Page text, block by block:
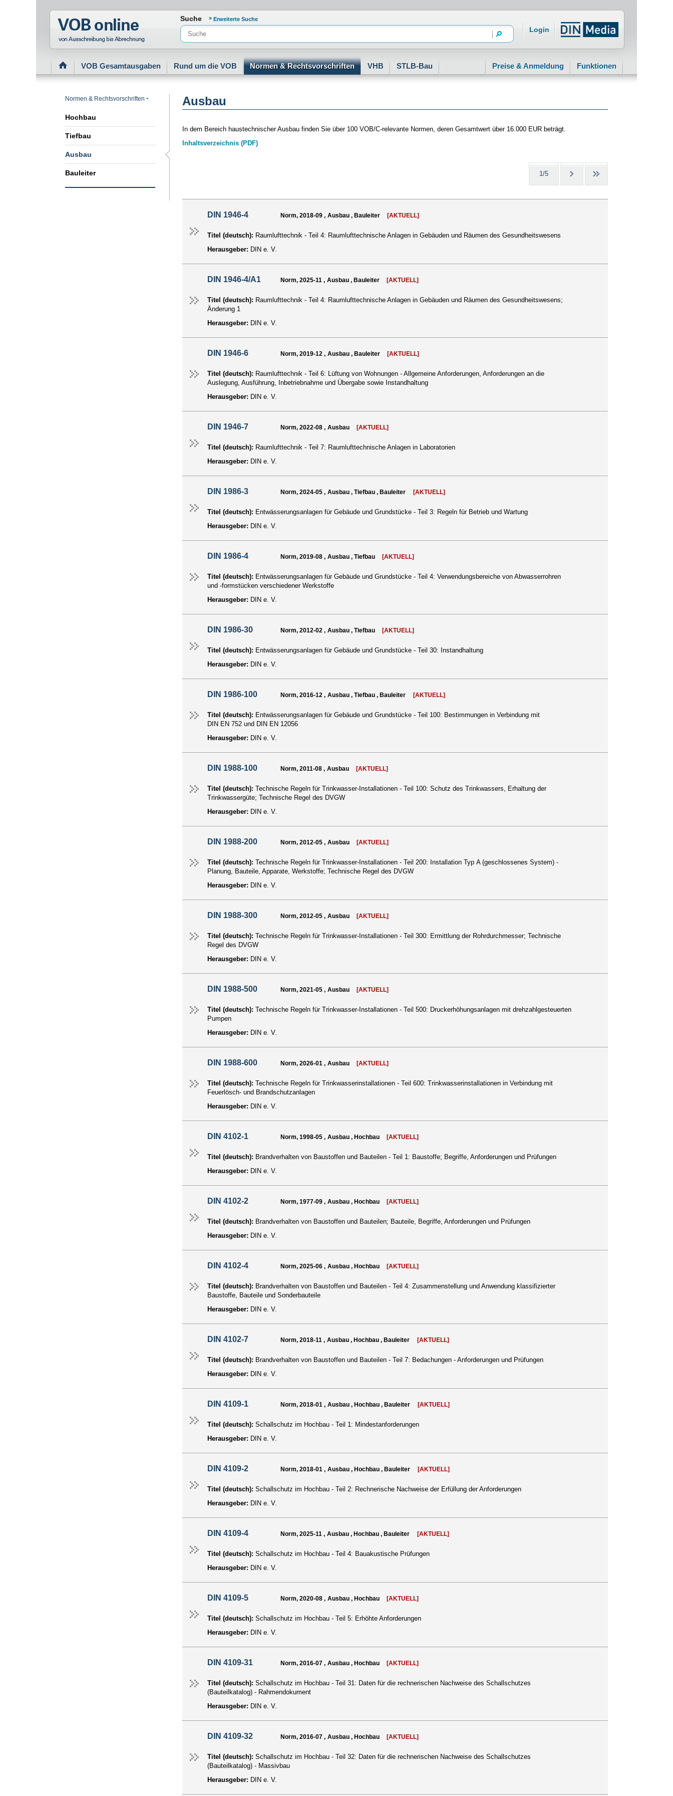
Normenportal Barrierefreiheit
Suche Erweiterte Suche
Login
VOB Gesamtausgaben Rund um die VOB Normen & Rechtsvorschriften VHB STLB-Bau Preise & Anmeldung Funktionen
Normen & Rechtsvorschriften
Hochbau
Tiefbau
Ausbau
Bauleiter
Ausbau
In dem Bereich haustechnischer Ausbau finden Sie über 100 VOB/C-relevante Normen, deren Gesamtwert über 16.000 EUR beträgt.
Inhaltsverzeichnis (PDF)
1/5
DIN 1946-4 Norm, 2018-09 , Ausbau , Bauleiter [AKTUELL]
Titel (deutsch): Raumlufttechnik - Teil 4: Raumlufttechnische Anlagen in Gebäuden und Räumen des Gesundheitswesens
Herausgeber: DIN e. V.
DIN 1946-4/A1 Norm, 2025-11 , Ausbau , Bauleiter [AKTUELL]
Titel (deutsch): Raumlufttechnik - Teil 4: Raumlufttechnische Anlagen in Gebäuden und Räumen des Gesundheitswesens;
Änderung 1
Herausgeber: DIN e. V.
DIN 1946-6 Norm, 2019-12 , Ausbau , Bauleiter [AKTUELL]
Titel (deutsch): Raumlufttechnik - Teil 6: Lüftung von Wohnungen - Allgemeine Anforderungen, Anforderungen an die
Auslegung, Ausführung, Inbetriebnahme und Übergabe sowie Instandhaltung
Herausgeber: DIN e. V.
DIN 1946-7 Norm, 2022-08 , Ausbau [AKTUELL]
Titel (deutsch): Raumlufttechnik - Teil 7: Raumlufttechnische Anlagen in Laboratorien
Herausgeber: DIN e. V.
DIN 1986-3 Norm, 2024-05 , Ausbau , Tiefbau , Bauleiter [AKTUELL]
Titel (deutsch): Entwässerungsanlagen für Gebäude und Grundstücke - Teil 3: Regeln für Betrieb und Wartung
Herausgeber: DIN e. V.
DIN 1986-4 Norm, 2019-08 , Ausbau , Tiefbau [AKTUELL]
Titel (deutsch): Entwässerungsanlagen für Gebäude und Grundstücke - Teil 4: Verwendungsbereiche von Abwasserrohren
und -formstücken verschiedener Werkstoffe
Herausgeber: DIN e. V.
DIN 1986-30 Norm, 2012-02 , Ausbau , Tiefbau [AKTUELL]
Titel (deutsch): Entwässerungsanlagen für Gebäude und Grundstücke - Teil 30: Instandhaltung
Herausgeber: DIN e. V.
DIN 1986-100 Norm, 2016-12 , Ausbau , Tiefbau , Bauleiter [AKTUELL]
Titel (deutsch): Entwässerungsanlagen für Gebäude und Grundstücke - Teil 100: Bestimmungen in Verbindung mit
DIN EN 752 und DIN EN 12056
Herausgeber: DIN e. V.
DIN 1988-100 Norm, 2011-08 , Ausbau [AKTUELL]
Titel (deutsch): Technische Regeln für Trinkwasser-Installationen - Teil 100: Schutz des Trinkwassers, Erhaltung der
Trinkwassergüte; Technische Regel des DVGW
Herausgeber: DIN e. V.
DIN 1988-200 Norm, 2012-05 , Ausbau [AKTUELL]
Titel (deutsch): Technische Regeln für Trinkwasser-Installationen - Teil 200: Installation Typ A (geschlossenes System) -
Planung, Bauteile, Apparate, Werkstoffe; Technische Regel des DVGW
Herausgeber: DIN e. V.
DIN 1988-300 Norm, 2012-05 , Ausbau [AKTUELL]
Titel (deutsch): Technische Regeln für Trinkwasser-Installationen - Teil 300: Ermittlung der Rohrdurchmesser; Technische
Regel des DVGW
Herausgeber: DIN e. V.
DIN 1988-500 Norm, 2021-05 , Ausbau [AKTUELL]
Titel (deutsch): Technische Regeln für Trinkwasser-Installationen - Teil 500: Druckerhöhungsanlagen mit drehzahlgesteuerten
Pumpen
Herausgeber: DIN e. V.
DIN 1988-600 Norm, 2026-01 , Ausbau [AKTUELL]
Titel (deutsch): Technische Regeln für Trinkwasserinstallationen - Teil 600: Trinkwasserinstallationen in Verbindung mit
Feuerlösch- und Brandschutzanlagen
Herausgeber: DIN e. V.
DIN 4102-1 Norm, 1998-05 , Ausbau , Hochbau [AKTUELL]
Titel (deutsch): Brandverhalten von Baustoffen und Bauteilen - Teil 1: Baustoffe; Begriffe, Anforderungen und Prüfungen
Herausgeber: DIN e. V.
DIN 4102-2 Norm, 1977-09 , Ausbau , Hochbau [AKTUELL]
Titel (deutsch): Brandverhalten von Baustoffen und Bauteilen; Bauteile, Begriffe, Anforderungen und Prüfungen
Herausgeber: DIN e. V.
DIN 4102-4 Norm, 2025-06 , Ausbau , Hochbau [AKTUELL]
Titel (deutsch): Brandverhalten von Baustoffen und Bauteilen - Teil 4: Zusammenstellung und Anwendung klassifizierter
Baustoffe, Bauteile und Sonderbauteile
Herausgeber: DIN e. V.
DIN 4102-7 Norm, 2018-11 , Ausbau , Hochbau , Bauleiter [AKTUELL]
Titel (deutsch): Brandverhalten von Baustoffen und Bauteilen - Teil 7: Bedachungen - Anforderungen und Prüfungen
Herausgeber: DIN e. V.
DIN 4109-1 Norm, 2018-01 , Ausbau , Hochbau , Bauleiter [AKTUELL]
Titel (deutsch): Schallschutz im Hochbau - Teil 1: Mindestanforderungen
Herausgeber: DIN e. V.
DIN 4109-2 Norm, 2018-01 , Ausbau , Hochbau , Bauleiter [AKTUELL]
Titel (deutsch): Schallschutz im Hochbau - Teil 2: Rechnerische Nachweise der Erfüllung der Anforderungen
Herausgeber: DIN e. V.
DIN 4109-4 Norm, 2025-11 , Ausbau , Hochbau , Bauleiter [AKTUELL]
Titel (deutsch): Schallschutz im Hochbau - Teil 4: Bauakustische Prüfungen
Herausgeber: DIN e. V.
DIN 4109-5 Norm, 2020-08 , Ausbau , Hochbau [AKTUELL]
Titel (deutsch): Schallschutz im Hochbau - Teil 5: Erhöhte Anforderungen
Herausgeber: DIN e. V.
DIN 4109-31 Norm, 2016-07 , Ausbau , Hochbau [AKTUELL]
Titel (deutsch): Schallschutz im Hochbau - Teil 31: Daten für die rechnerischen Nachweise des Schallschutzes
(Bauteilkatalog) - Rahmendokument
Herausgeber: DIN e. V.
DIN 4109-32 Norm, 2016-07 , Ausbau , Hochbau [AKTUELL]
Titel (deutsch): Schallschutz im Hochbau - Teil 32: Daten für die rechnerischen Nachweise des Schallschutzes
(Bauteilkatalog) - Massivbau
Herausgeber: DIN e. V.